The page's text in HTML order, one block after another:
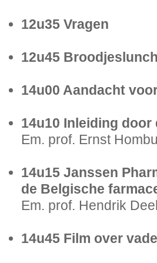
12u35 Vragen
12u45 Broodjeslunch
14u00 Aandacht
14u10 Inleiding
Em. prof. Ernst
14u15 Janssen
de Belgische
Em. prof. Hendrik
14u45 Film over